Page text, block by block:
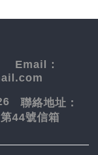
Email：
聯絡地址：
44號信箱